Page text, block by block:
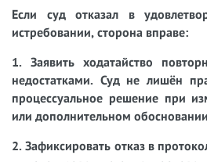
Если суд отказал в
истребовании, сторона вправе:
1. Заявить ходатайство
недостатками. Суд не лишён
процессуальное решение при
или дополнительном
2. Зафиксировать отказ в